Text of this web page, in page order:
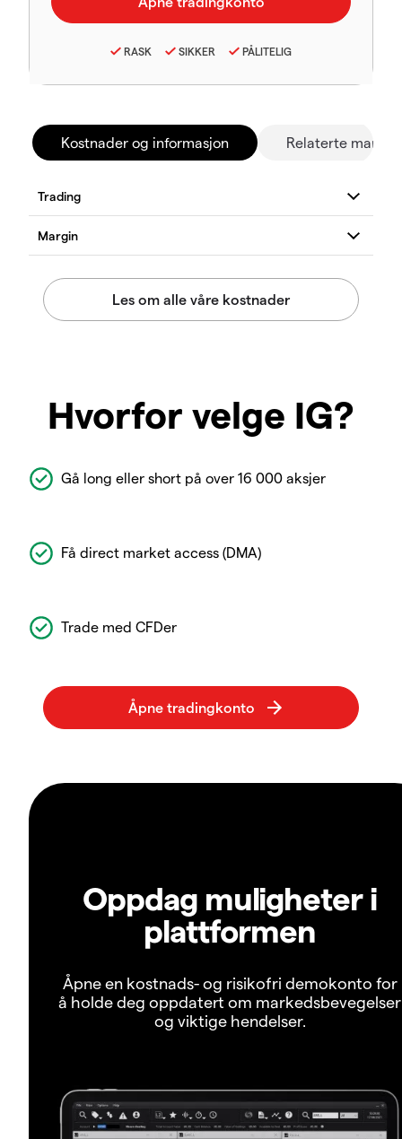
RASK SIKKER PÅLITELIG
Kostnader og informasjon Relaterte
Hvorfor velge IG?
Gå long eller short på over 16 000 aksjer
Få direct market access (DMA)
Trade med CFDer
Oppdag muligheter i
plattformen
Åpne en kostnads- og risikofri demokonto for
å holde deg oppdatert om markedsbevegelser
og viktige hendelser.